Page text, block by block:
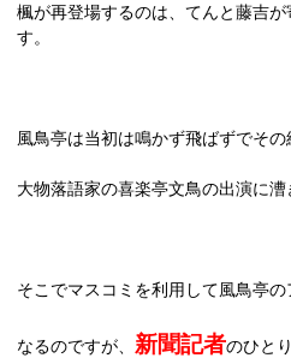
楓が再登場するのは、てんと藤吉
す。
風鳥亭は当初は鳴かず飛ばずでその
大物落語家の喜楽亭文鳥の出演に漕
そこでマスコミを利用して風鳥亭
なるのですが、 新聞記者のひと